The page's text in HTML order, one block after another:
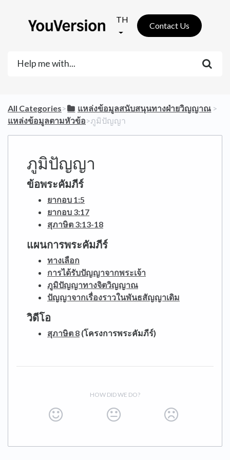
TH
Contact Us
All Categories​>​ ​แหล่งข้อมูลสนับสนุนทางฝ่ายวิญญาณ ​ > ​
แหล่งข้อมูลตามหัวข้อ​>​ ภูมิปัญญา
ภูมิปัญญา
ข้อพระคัมภีร์
ยากอบ 1:5
ยากอบ 3:17
สุภาษิต 3:13-18
แผนการพระคัมภีร์
ทางเลือก
การได้รับปัญญาจากพระเจ้า
ภูมิปัญญาทางจิตวิญญาณ
ปัญญาจากเรื่องราวในพันธสัญญาเดิม
วิดีโอ
สุภาษิต 8 (โครงการพระคัมภีร์)
HOW DID WE DO?